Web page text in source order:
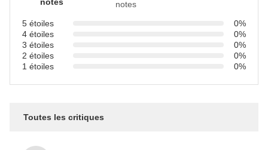
notes
5 étoiles
0%
4 étoiles
0%
3 étoiles
0%
2 étoiles
0%
1 étoiles
0%
Toutes les critiques